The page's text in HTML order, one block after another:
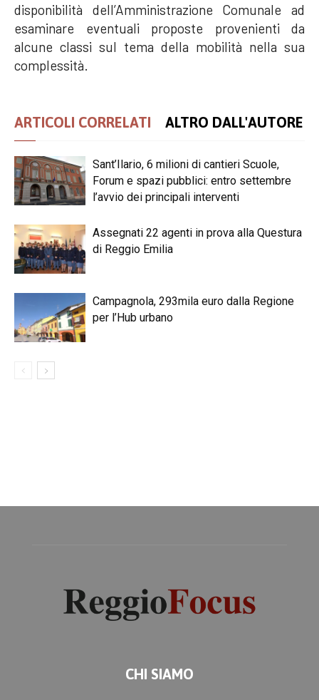
disponibilità dell’Amministrazione Comunale ad
esaminare eventuali proposte provenienti da
alcune classi sul tema della mobilità nella sua
complessità.
ARTICOLI CORRELATI ALTRO DALL'AUTORE
Sant’Ilario, 6 milioni di cantieri Scuole,
Forum e spazi pubblici: entro settembre
l’avvio dei principali interventi
Assegnati 22 agenti in prova alla Questura
di Reggio Emilia
Campagnola, 293mila euro dalla Regione
per l’Hub urbano
CHI SIAMO